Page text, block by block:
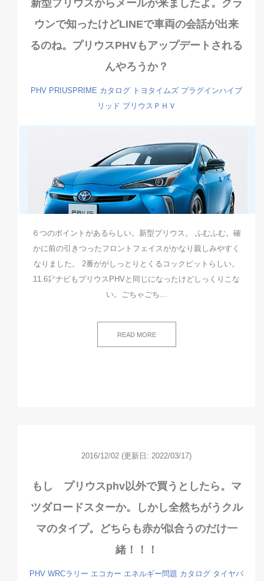
新型プリウスからメールが来ましたよ。クラ
ウンで知ったけどLINEで車両の会話が出来
るのね。プリウスPHVもアップデートされる
んやろうか？
PHV PRIUSPRIME カタログ トヨタイムズ プラグインハイブ
リッド プリウスＰＨＶ
６つのポイントがあるらしい。新型プリウス。 ふむふむ。確
かに前の引きつったフロントフェイスがかなり親しみやすく
なりました。 2番ががしっとりとくるコックピットらしい。
11.6㌅ナビもプリウスPHVと同じになったけどしっくりこな
い。ごちゃごち…
READ MORE
2016/12/02 (更新日: 2022/03/17)
もし プリウスphv以外で買うとしたら。マ
ツダロードスターか。しかし全然ちがうクル
マのタイプ。どちらも赤が似合うのだけ一
緒！！！
PHV WRCラリー エコカー エネルギー問題 カタログ タイヤバ